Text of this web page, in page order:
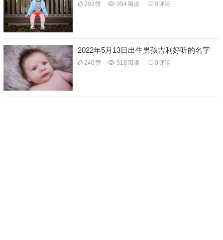
292赞 994阅读 0评论
2022年5月13日出生男孩吉利好听的名字
240赞 918 阅读 0评论